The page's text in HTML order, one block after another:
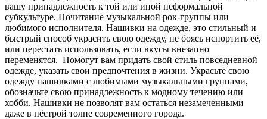
вашу принадлежность к той или иной неформальной
субкультуре. Почитание музыкальной рок-группы или
любимого исполнителя. Нашивки на одежде, это стильный и
быстрый способ украсить свою одежду, не боясь испортить её,
или перестать использовать, если вкусы внезапно
переменятся. Помогут вам придать свой стиль повседневной
одежде, указать свои предпочтения в жизни. Украсьте свою
одежду нашивками с любимыми музыкальными группами,
обозначьте свою принадлежность к модному течению или
хобби. Нашивки не позволят вам остаться незамеченными
даже в пёстрой толпе современного города.